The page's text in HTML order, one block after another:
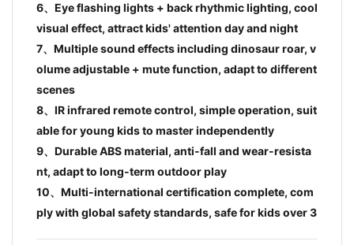
6、Eye flashing lights + back rhythmic lighting, cool
visual effect, attract kids' attention day and night
7、Multiple sound effects including dinosaur roar, v
olume adjustable + mute function, adapt to different
scenes
8、IR infrared remote control, simple operation, suit
able for young kids to master independently
9、Durable ABS material, anti-fall and wear-resista
nt, adapt to long-term outdoor play
10、Multi-international certification complete, com
ply with global safety standards, safe for kids over 3